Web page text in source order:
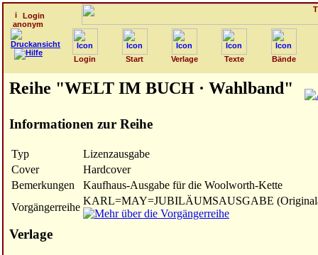
Login
anonym
Login Start Verlage Texte Bände
Reihe "WELT IM BUCH · Wahlband"
Informationen zur Reihe
Typ
Lizenzausgabe
Cover
Hardcover
Bemerkungen
Kaufhaus-Ausgabe für die Woolworth-Kette
Vorgängerreihe
KARL=MAY=JUBILÄUMSAUSGABE
Verlage